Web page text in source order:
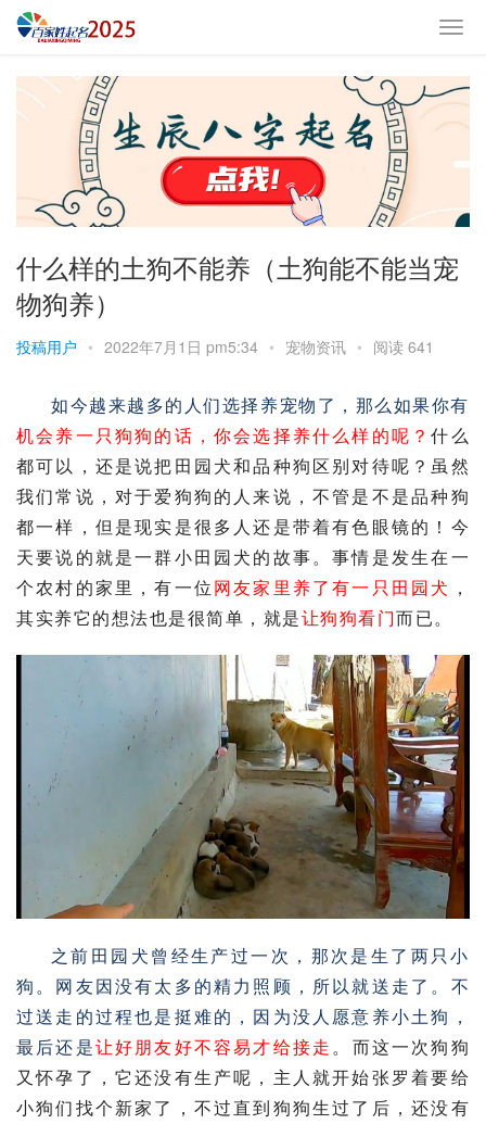
什么样的土狗不能养（土狗能不能当宠
物狗养）
投稿用户 • 2022年7月1日 pm5:34 • 宠物资讯 • 阅读 641
如今越来越多的人们选择养宠物了，那么如果你有
机会养一只狗狗的话，你会选择养什么样的呢？什么
都可以，还是说把田园犬和品种狗区别对待呢？虽然
我们常说，对于爱狗狗的人来说，不管是不是品种狗
都一样，但是现实是很多人还是带着有色眼镜的！今
天要说的就是一群小田园犬的故事。事情是发生在一
个农村的家里，有一位网友家里养了有一只田园犬 ，
其实养它的想法也是很简单，就是让狗狗看门而已。
之前田园犬曾经生产过一次，那次是生了两只小
狗。网友因没有太多的精力照顾，所以就送走了。不
过送走的过程也是挺难的，因为没人愿意养小土狗 ，
最后还是让好朋友好不容易才给接走。而这一次狗狗
又怀孕了，它还没有生产呢，主人就开始张罗着要给
小狗们找个新家了，不过直到狗狗生过了后，还没有